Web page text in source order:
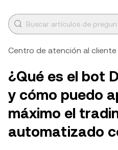
Centro de atención al cliente
¿Qué es el bot
y cómo puedo
máximo el
automatizado